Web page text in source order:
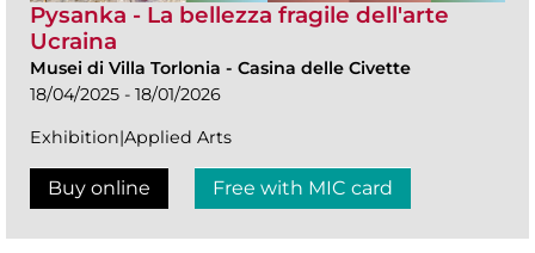
Pysanka - La bellezza fragile dell'arte
Ucraina
Musei di Villa Torlonia - Casina delle Civette
18/04/2025 - 18/01/2026
Exhibition|Applied Arts
Buy online Free with MIC card